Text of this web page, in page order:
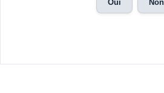
Oui Non